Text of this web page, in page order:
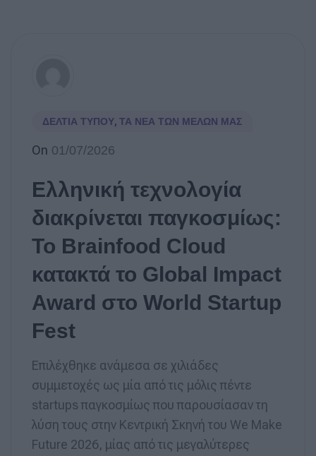
ΔΕΛΤΊΑ ΤΎΠΟΥ, ΤΑ ΝΈΑ ΤΩΝ ΜΕΛΏΝ ΜΑΣ
On 01/07/2026
Ελληνική τεχνολογία
διακρίνεται παγκοσμίως:
Το Brainfood Cloud
κατακτά το Global Impact
Award στο World Startup
Fest
Επιλέχθηκε ανάμεσα σε χιλιάδες
συμμετοχές ως μία από τις μόλις πέντε
startups παγκοσμίως που παρουσίασαν τη
λύση τους στην Κεντρική Σκηνή του We Make
Future 2026, μίας από τις μεγαλύτερες